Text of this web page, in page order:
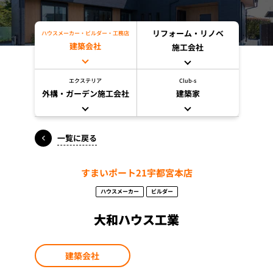
ハウスメーカー・ビルダー・工務店
建築会社
リフォーム・リノベ
施工会社
エクステリア
外構・ガーデン施工会社
Club-s
建築家
一覧に戻る
すまいポート21宇都宮本店
ハウスメーカー ビルダー
大和ハウス工業
建築会社